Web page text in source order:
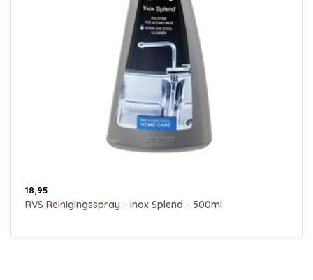
18,95
RVS Reinigingsspray - Inox Splend - 500ml